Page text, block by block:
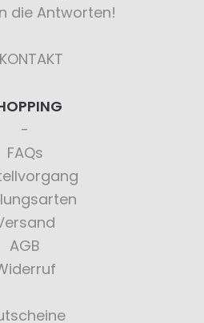
die Antworten!
FAQs
AGB